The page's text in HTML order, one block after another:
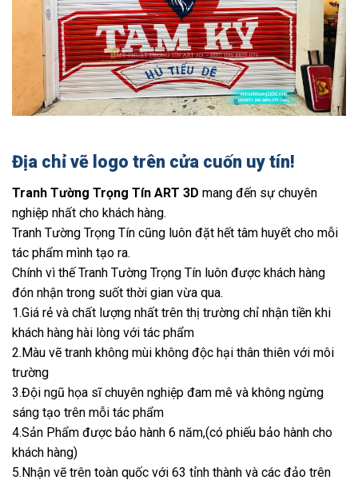
Địa chỉ vẽ logo trên cửa cuốn uy tín!
Tranh Tường Trọng Tín ART 3D mang đến sự chuyên
nghiệp nhất cho khách hàng.
Tranh Tường Trọng Tín cũng luôn đặt hết tâm huyết cho mỗi
tác phẩm mình tạo ra.
Chính vì thế Tranh Tường Trọng Tín luôn được khách hàng
đón nhận trong suốt thời gian vừa qua.
1.Giá rẻ và chất lượng nhất trên thị trường chỉ nhận tiền khi
khách hàng hài lòng với tác phẩm
2.Màu vẽ tranh không mùi không độc hại thân thiên với môi
trường
3.Đội ngũ họa sĩ chuyên nghiệp đam mê và không ngừng
sáng tạo trên mỗi tác phẩm
4.Sản Phẩm được bảo hành 6 năm,(có phiếu bảo hành cho
khách hàng)
5.Nhận vẽ trên toàn quốc với 63 tỉnh thành và các đảo trên